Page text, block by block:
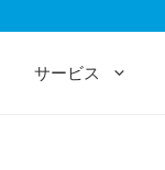
サービス